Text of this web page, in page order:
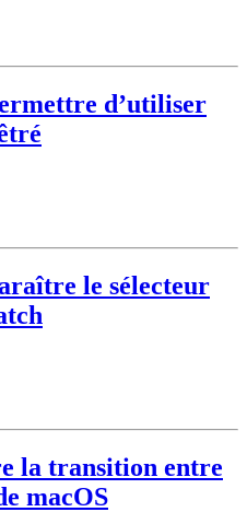
d’utiliser
le sélecteur
la transition entre
macOS